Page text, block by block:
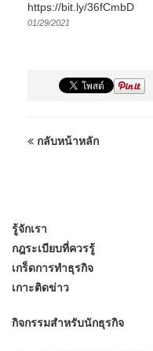
https://bit.ly/36fCmbD
01/29/2021
กลับหน้าหลัก
รู้จักเรา
กฎระเบียบที่ควรรู้
เกร็ดการทำธุรกิจ
เกาะติดข่าว
กิจกรรมสำหรับนักธุรกิจ